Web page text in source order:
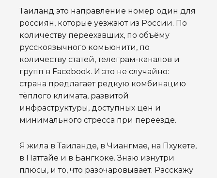
Таиланд это направление номер один для
россиян, которые уезжают из России. По
количеству переехавших, по объёму
русскоязычного комьюнити, по
количеству статей, телеграм-каналов и
групп в Facebook. И это не случайно:
страна предлагает редкую комбинацию
тёплого климата, развитой
инфраструктуры, доступных цен и
минимального стресса при переезде.
Я жила в Таиланде, в Чиангмае, на Пхукете,
в Паттайе и в Бангкоке. Знаю изнутри
плюсы, и то, что разочаровывает. Расскажу